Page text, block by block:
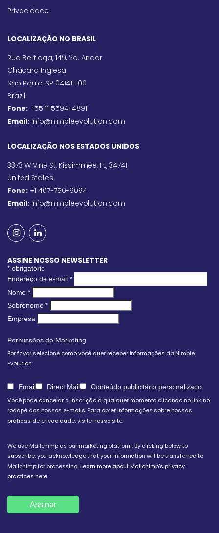
Privacidade
LOCALIZAÇÃO NO BRASIL
Rua Bertioga, 149, 2o. Andar
Chácara Inglesa
São Paulo, SP 04141-100
Brazil
Fone: +55 11 5594-4891
Email: info@nimbleevolution.com
LOCALIZAÇÃO NOS ESTADOS UNIDOS
3373 W Vine St, Kissimmee, FL, 34741
United States
Fone: +1 407-750-9094
Email: info@nimbleevolution.com
ASSINE NOSSO NEWSLETTER
* obrigatório
Endereço de e-mail *
Nome *
Sobrenome *
Empresa
Permissões de Marketing
Por favor selecione como você quer receber informações da Nimble
Evolution:
Email Direct Mail
Conteúdo publicitário personalizado
Você pode cancelar a inscrição a qualquer momento clicando no link no
rodapé dos nossos e-mails. Para obter informações sobre nossas
práticas de privacidade, visite nosso site.
We use Mailchimp as our marketing platform. By clicking below to
subscribe, you acknowledge that your information will be transferred to
Mailchimp for processing.Learn more about Mailchimp's privacy
practices here.